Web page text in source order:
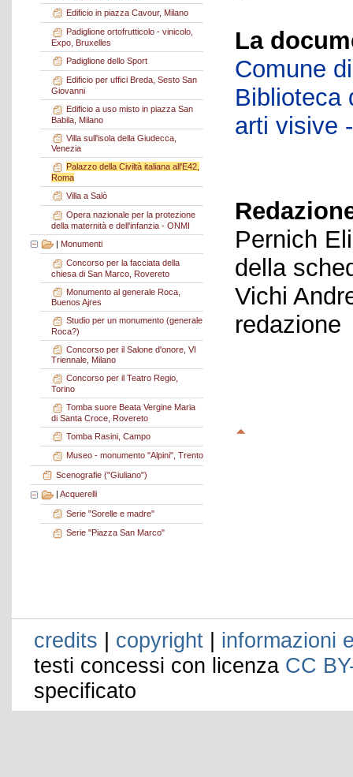
Edificio in piazza Cavour, Milano
Padiglione ortofrutticolo - vinicolo,
Expo, Bruxelles
Padiglione dello Sport
Edificio per uffici Breda, Sesto San
Giovanni
Edificio a uso misto in piazza San
Babila, Milano
Villa sull'isola della Giudecca,
Venezia
Palazzo della Civiltà italiana all'E42,
Roma
Villa a Salò
Opera nazionale per la protezione
della maternità e dell'infanzia - ONMI
| Monumenti
Concorso per la facciata della
chiesa di San Marco, Rovereto
Monumento al generale Roca,
Buenos Ajres
Studio per un monumento (generale
Roca?)
Concorso per il Salone d'onore, VI
Triennale, Milano
Concorso per il Teatro Regio,
Torino
Tomba suore Beata Vergine Maria
di Santa Croce, Rovereto
Tomba Rasini, Campo
Museo - monumento "Alpini", Trento
Scenografie ("Giuliano")
Acquerelli
Serie "Sorelle e madre"
Serie "Piazza San Marco"
La
Comune
Biblioteca
arti visive
Pernich
della
Vichi
redazione
credits | copyright | informazioni
testi concessi con licenza CC
specificato